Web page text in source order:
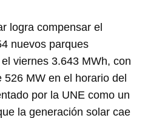
logra compensar el
nuevos parques
viernes 3.643 MWh, con
MW en el horario del
por la UNE como un
la generación solar cae